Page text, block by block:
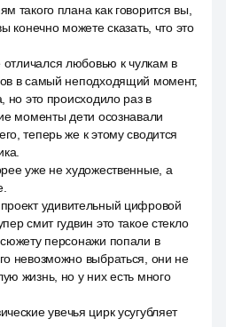
такого плана как говорится вы,
конечно можете сказать, что это
любовью к чулкам в
в самый неподходящий момент,
но это происходило раз в
моменты дети осознавали
теперь же к этому сводится
уже не художественные, а
удивительный цифровой
смит гудвин это такое стекло
персонажи попали в
невозможно выбраться, они не
жизнь, но у них есть много
увечья цирк усугубляет